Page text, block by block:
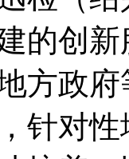
的创
方政
针对